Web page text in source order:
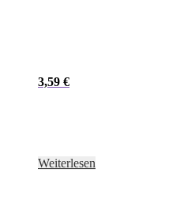
3,59 €
Weiterlesen